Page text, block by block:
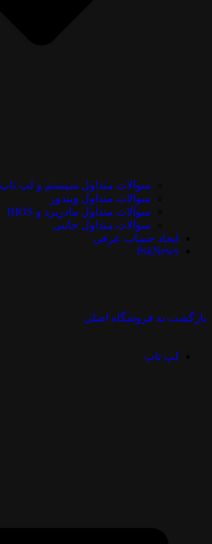
سوالات متداول سیستم و لپ تاپ
سوالات متداول ویندوز
سوالات متداول مادربرد و BIOS
سوالات متداول جانبی
ایجاد حساب عرفی
PskNews
بازگشت به فروشگاه اصلی
لپ تاپ